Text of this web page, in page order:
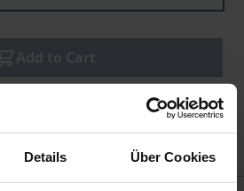
Details Über Cookies